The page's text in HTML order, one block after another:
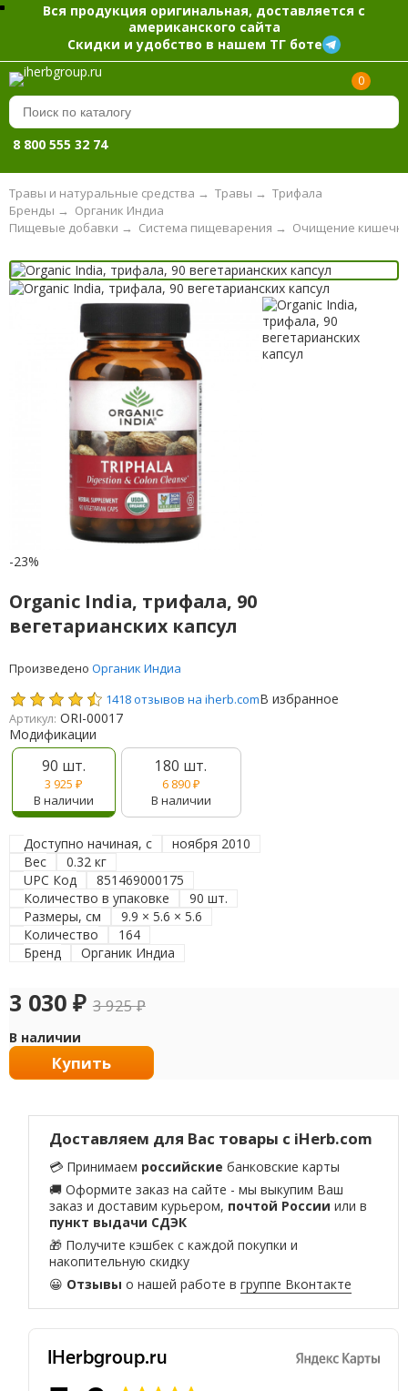
Вся продукция оригинальная, доставляется с
американского сайта
Скидки и удобство в нашем ТГ боте
0
8 800 555 32 74
Травы и натуральные средства → Травы → Трифала
Органик Индиа
Бренды →
Очищение
Система пищеварения →
Пищевые добавки →
-23%
Organic India, трифала, 90
вегетарианских капсул
Произведено Органик Индиа
1418 отзывов на iherb.comВ избранное
Артикул: ORI-00017
Модификации
90 шт.
3 925 ₽
В наличии
180 шт.
6 890₽
В наличии
Доступно начиная, с
ноября 2010
Вес
0.32 кг
UPC Код
851469000175
Количество в упаковке
90 шт.
Размеры, см
9.9 × 5.6 × 5.6
Количество
164
Бренд
Органик Индиа
3 030 ₽ 3 925₽
В наличии
Купить
Доставляем для Вас товары с iHerb.com
💳 Принимаем российские банковские карты
🚚 Оформите заказ на сайте - мы выкупим Ваш
заказ и доставим курьером, почтой России или в
пункт выдачи СДЭК
🎁 Получите кэшбек с каждой покупки и
накопительную скидку
😀 Отзывы о нашей работе вгруппе Вконтакте